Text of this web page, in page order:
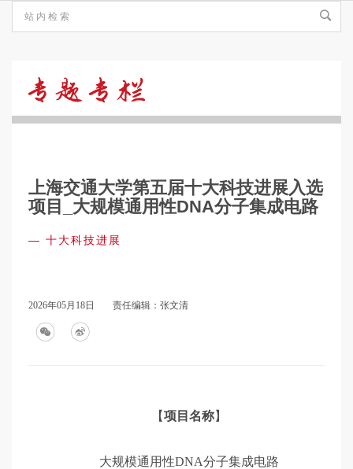
科
进
上海交通大学第五届十大科技进展入选
项目_大规模通用性DNA分子集成电路
— 十大科技进展
2026年05月18日 责任编辑：张文清
【项目名称】
大规模通用性DNA分子集成电路